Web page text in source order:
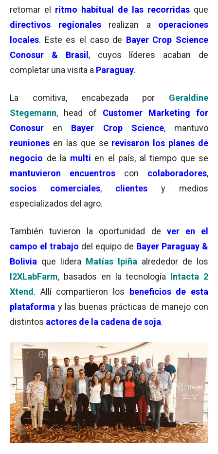
retomar el
ritmo habitual de las recorridas que
directivos regionalesrealizan a operaciones
locales. Este es el caso de Bayer Crop Science
Conosur & Brasil , cuyos líderes acaban de
completar una visita a Paraguay.
La comitiva, encabezada por Geraldine
Stegemann, head of Customer Marketing for
Conosur en Bayer Crop Science, mantuvo
reuniones en las que se revisaron los planes de
negocio de la multi en el país, al tiempo que se
mantuvieron encuentros con colaboradores,
socios comerciales, clientes y medios
especializados del agro.
También tuvieron la oportunidad de
ver en el
campo el trabajo del equipo de Bayer Paraguay &
Bolivia que lidera Matías Ipiña alrededor de los
I2XLabFarm, basados en la tecnología Intacta 2
Xtend . Allí compartieron los
beneficios de esta
plataforma y las buenas prácticas de manejo con
distintos actores de la cadena de soja.